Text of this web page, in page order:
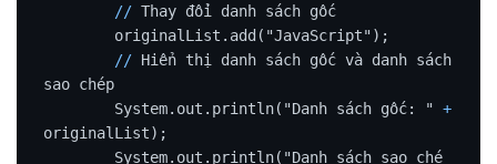
// Thay đổi danh sách gốc
// Hiển thị danh sách gốc và danh sách
sao chép
        System.out.println("Danh sách gốc: "
+
originalList);